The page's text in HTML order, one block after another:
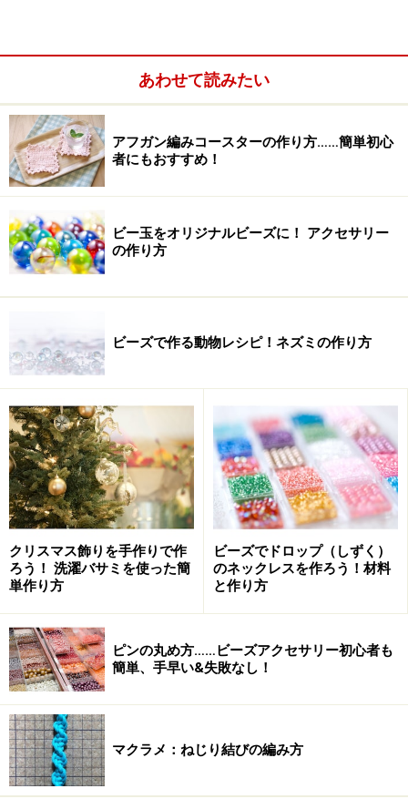
シュシュバンスの材料
わってきますが、今回は以下のように用意しました。
材料
長さ約7cmのバンスクリップ 1個
幅3cmのグログランリボン 約180cm
両面テープ
縫い糸(透明の樹脂糸、黒い糸を使用)
シュシュバンスクリップの作り方手順
端のほつれ留めをするとよい
1.最初に以下のようにリボンを分けてカットします。
あわせて読みたい
アフガン編みコースターの作り方……簡単初心
者にもおすすめ！
ビー玉をオリジナルビーズに！ アクセサリー
の作り方
ビーズで作る動物レシピ！ネズミの作り方
クリスマス飾りを手作りで作
ろう！ 洗濯バサミを使った簡
単作り方
ビーズでドロップ（しずく）
のネックレスを作ろう！材料
と作り方
ピンの丸め方……ビーズアクセサリー初心者も
簡単、手早い&失敗なし！
マクラメ：ねじり結びの編み方